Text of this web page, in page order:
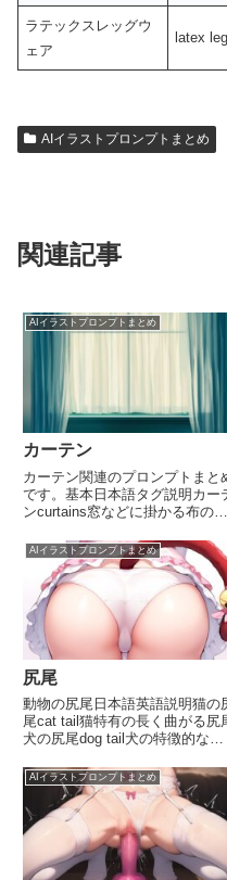
ラテックスレッグウ
ェア
latex
AIイラストプロンプトまとめ
関連記事
AIイラストプロンプトまとめ
カーテン
カーテン関連のプロンプトまと
です。基本日本語タグ説明カー
ンcurtains窓などに掛かる布のカ
たり、光を遮るための布です。カ
ーテンの種類日本語タグ説明浮
するカーテンfloating curtains風
でふ...
AIイラストプロンプトまとめ
尻尾
動物の尻尾日本語英語説明猫の
尾cat tail猫特有の長く曲がる尻
犬の尻尾dog tail犬の特徴的な尻
さした尻尾虎の尻尾tiger tail虎の
長く縞模様のある尻尾狼の尻尾
wolf tail狼の...
AIイラストプロンプトまとめ